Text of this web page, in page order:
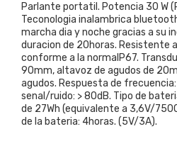
Parlante portatil. Potencia 30 W
Teconologia inalambrica
marcha dia y noche gracias a su
duracion de 20horas. Resistente
conforme a la normaIP67.
90mm, altavoz de agudos de
agudos. Respuesta de
senal/ruido: > 80dB. Tipo de
de 27Wh (equivalente a 3,6V/
de la bateria: 4horas. (5V/3A).